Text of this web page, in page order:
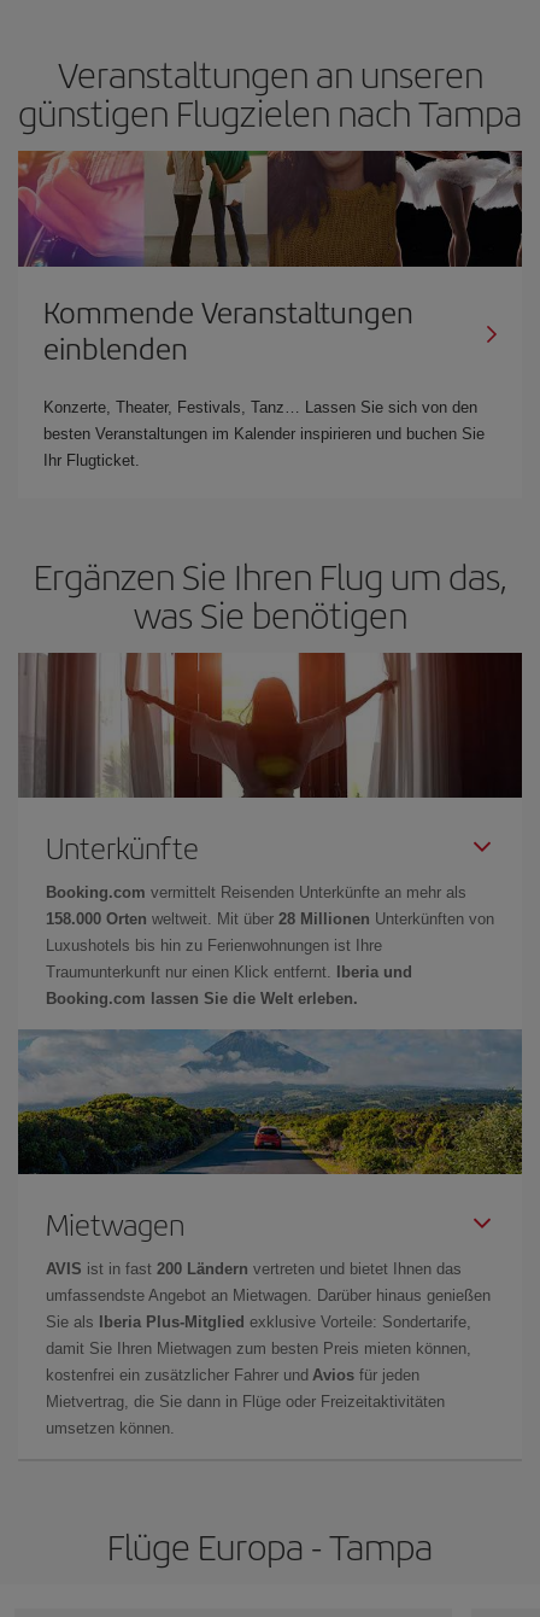
Veranstaltungen an unseren
günstigen Flugzielen nach Tampa
Kommende Veranstaltungen
einblenden
Konzerte, Theater, Festivals, Tanz… Lassen Sie sich von den
besten Veranstaltungen im Kalender inspirieren und buchen Sie
Ihr Flugticket.
Ergänzen Sie Ihren Flug um das,
was Sie benötigen
Unterkünfte
Booking.com vermittelt Reisenden Unterkünfte an mehr als
158.000 Orten weltweit. Mit über 28 Millionen Unterkünften von
Luxushotels bis hin zu Ferienwohnungen ist Ihre
Traumunterkunft nur einen Klick entfernt.
Iberia und
Booking.com lassen Sie die Welt erleben.
Mietwagen
AVIS ist in fast 200 Ländern vertreten und bietet Ihnen das
umfassendste Angebot an Mietwagen. Darüber hinaus genießen
Sie als
Iberia Plus-Mitglied exklusive Vorteile: Sondertarife,
damit Sie Ihren Mietwagen zum besten Preis mieten können,
kostenfrei ein zusätzlicher Fahrer und Avios für jeden
Mietvertrag, die Sie dann in Flüge oder Freizeitaktivitäten
umsetzen können.
Flüge Europa - Tampa